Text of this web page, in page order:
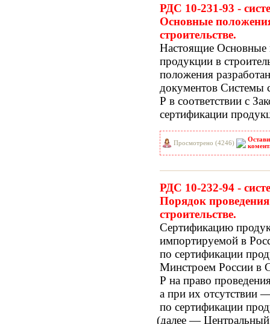
РДС 10-231-93 -
Основные
строительстве.
Настоящие Основные
продукции в
положения
документов
Р в соответствии с
сертификации
Просмотрено (4246)
РДС 10-232-94 -
Порядок
строительстве.
Сертификацию
импортируемой в
по сертификации
Минстроем России в
Р на право
а при их отсутствии
по сертификации
(далее— Центральный